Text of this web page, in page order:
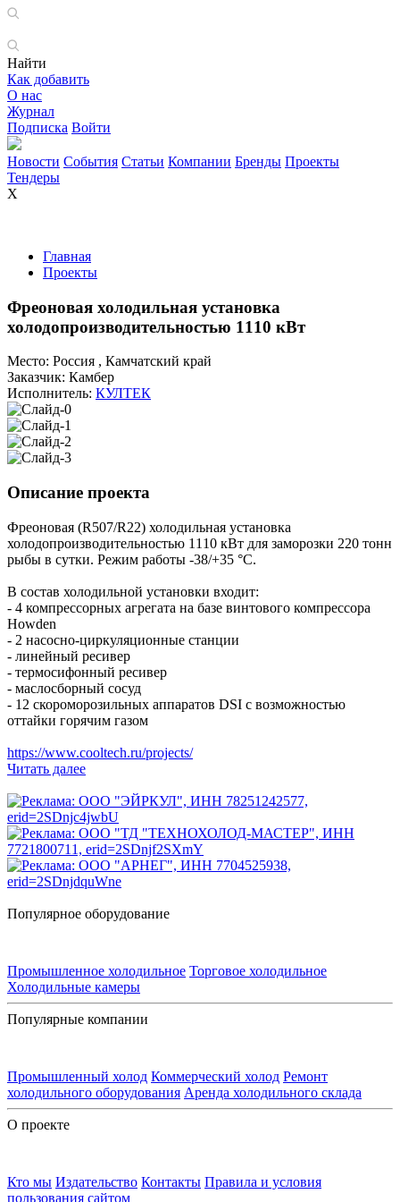
Найти
Как добавить
О нас
Журнал
Подписка Войти
Новости События Статьи Компании Бренды Проекты
Тендеры
X
Главная
Проекты
Фреоновая холодильная установка
холодопроизводительностью 1110 кВт
Место:
Россия , Камчатский край
Заказчик: Камбер
Исполнитель: КУЛТЕК
Описание проекта
Фреоновая (R507/R22) холодильная установка
холодопроизводительностью 1110 кВт для заморозки 220 тонн
рыбы в сутки. Режим работы -38/+35 °C.
В состав холодильной установки входит:
- 4 компрессорных агрегата на базе винтового компрессора
Howden
- 2 насосно-циркуляционные станции
- линейный ресивер
- термосифонный ресивер
- маслосборный сосуд
- 12 скороморозильных аппаратов DSI с возможностью
оттайки горячим газом
https://www.cooltech.ru/projects/
Читать далее
Популярное оборудование
Промышленное холодильное Торговое холодильное
Холодильные камеры
Популярные компании
Промышленный холод Коммерческий холод Ремонт
холодильного оборудования Аренда холодильного склада
О проекте
Кто мы Издательство Контакты Правила и условия
пользования сайтом